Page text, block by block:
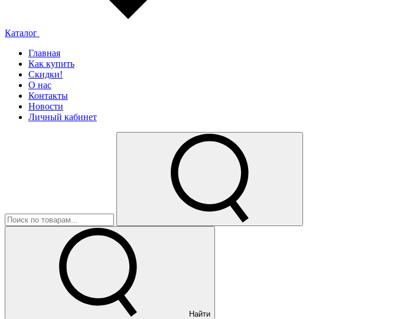
Каталог
Главная
Как купить
Скидки!
О нас
Контакты
Новости
Личный кабинет
Найти